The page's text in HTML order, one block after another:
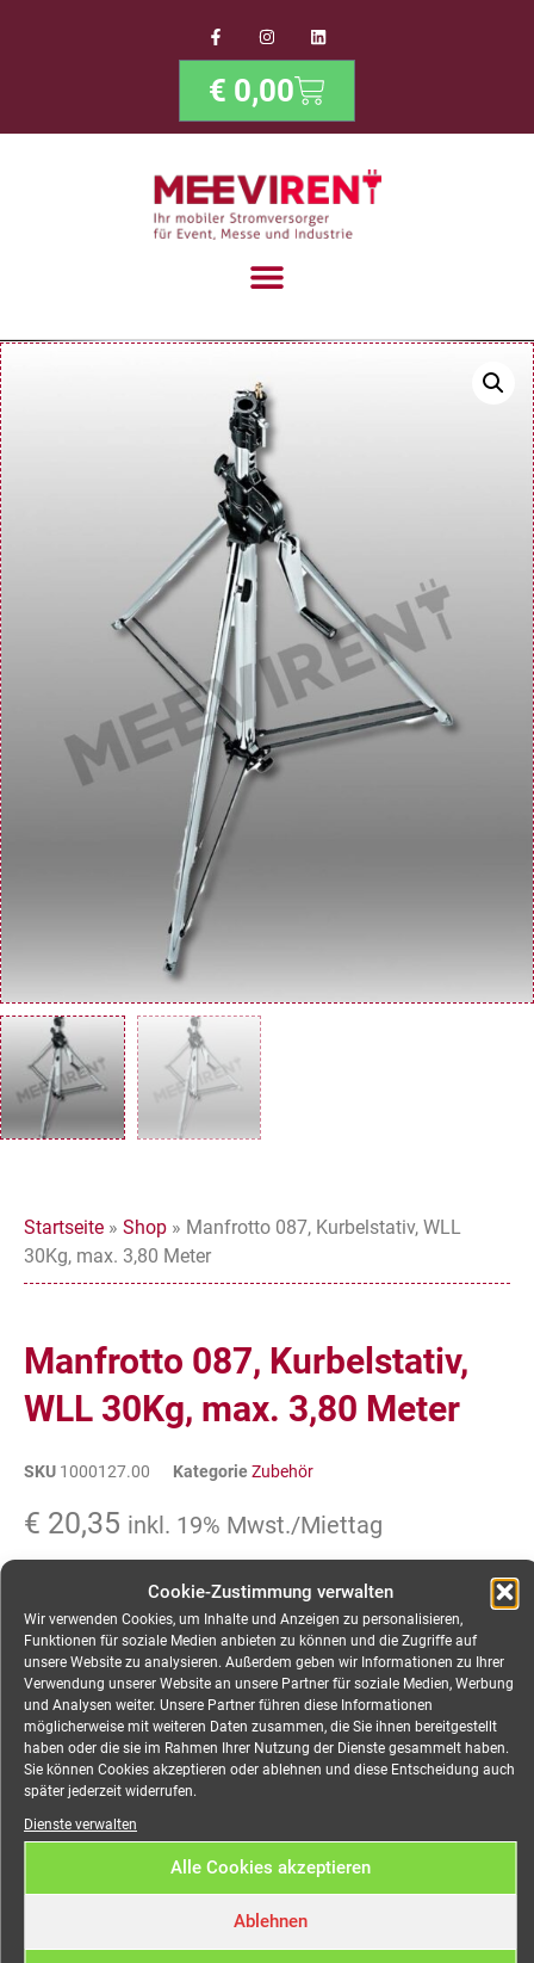
Cookie-Zustimmung verwalten
Wir verwenden Cookies, um Inhalte und Anzeigen zu personalisieren,
Funktionen für soziale Medien anbieten zu können und die Zugriffe auf
unsere Website zu analysieren. Außerdem geben wir Informationen zu Ihrer
Verwendung unserer Website an unsere Partner für soziale Medien, Werbung
und Analysen weiter. Unsere Partner führen diese Informationen
möglicherweise mit weiteren Daten zusammen, die Sie ihnen bereitgestellt
haben oder die sie im Rahmen Ihrer Nutzung der Dienste gesammelt haben.
Sie können Cookies akzeptieren oder ablehnen und diese Entscheidung auch
später jederzeit widerrufen.
Dienste verwalten
Alle Cookies akzeptieren
Ablehnen
€ 0,00
Startseite » Shop » Manfrotto 087, Kurbelstativ, WLL
30Kg, max. 3,80 Meter
Manfrotto 087, Kurbelstativ,
WLL 30Kg, max. 3,80 Meter
SKU 1000127.00 KategorieZubehör
€ 20,35 inkl. 19% Mwst./Miettag
Anfragekorb
Zusätzliche Information